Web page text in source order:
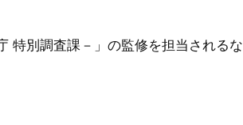
特別調査課－」の監修を担当されるな